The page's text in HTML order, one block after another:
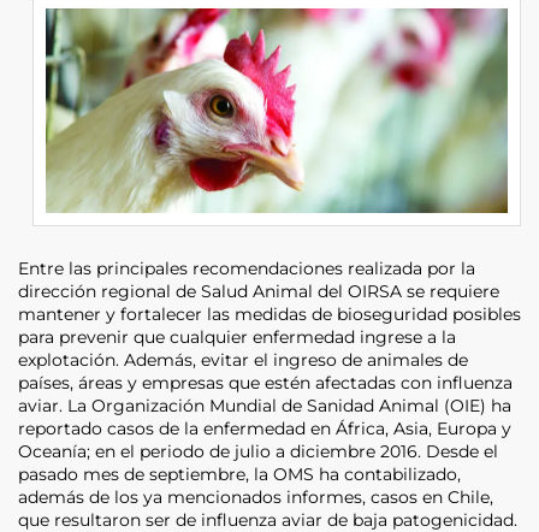
Entre las principales recomendaciones realizada por la
dirección regional de Salud Animal del OIRSA se requiere
mantener y fortalecer las medidas de bioseguridad posibles
para prevenir que cualquier enfermedad ingrese a la
explotación. Además, evitar el ingreso de animales de
países, áreas y empresas que estén afectadas con influenza
aviar. La Organización Mundial de Sanidad Animal (OIE) ha
reportado casos de la enfermedad en África, Asia, Europa y
Oceanía; en el periodo de julio a diciembre 2016. Desde el
pasado mes de septiembre, la OMS ha contabilizado,
además de los ya mencionados informes, casos en Chile,
que resultaron ser de infl­uenza aviar de baja patogenicidad.